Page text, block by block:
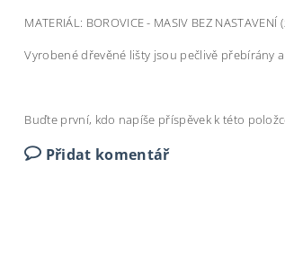
MATERIÁL: BOROVICE - MASIV BEZ
Vyrobené dřevěné lišty jsou pečlivě přebírány
Buďte první, kdo napíše příspěvek k této
Přidat komentář